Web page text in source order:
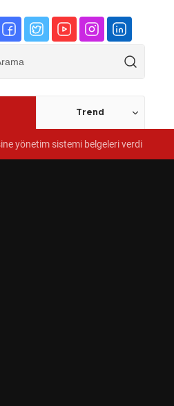
Trend
Meslek liselerinde iş garantili